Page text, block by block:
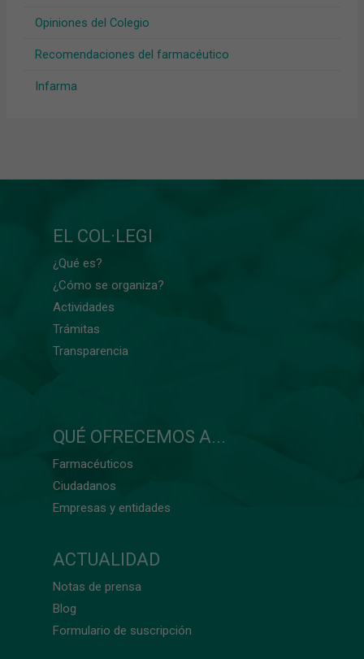
Opiniones del Colegio
Recomendaciones del farmacéutico
Infarma
EL COL·LEGI
¿Qué es?
¿Cómo se organiza?
Actividades
Trámitas
Transparencia
QUÉ OFRECEMOS A...
Farmacéuticos
Ciudadanos
Empresas y entidades
ACTUALIDAD
Notas de prensa
Blog
Formulario de suscripción